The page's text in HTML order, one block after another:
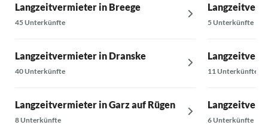
Langzeitvermieter in Breege
45 Unterkünfte
Langzeitvermieter in Dranske
40 Unterkünfte
Langzeitvermieter in Garz auf Rügen
8 Unterkünfte
5 Unterkünfte
11 Unterkünfte
6 Unterkünfte